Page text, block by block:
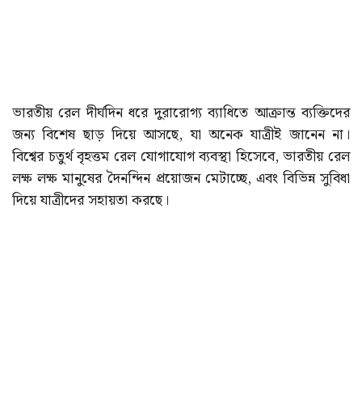
ভারতীয় রেল দীর্ঘদিন ধরে দুরারোগ্য ব্যাধিতে আক্রান্ত ব্যক্তিদের
জন্য বিশেষ ছাড় দিয়ে আসছে, যা অনেক যাত্রীই জানেন না।
বিশ্বের চতুর্থ বৃহত্তম রেল যোগাযোগ ব্যবস্থা হিসেবে, ভারতীয় রেল
লক্ষ লক্ষ মানুষের দৈনন্দিন প্রয়োজন মেটাচ্ছে, এবং বিভিন্ন সুবিধা
দিয়ে যাত্রীদের সহায়তা করছে।